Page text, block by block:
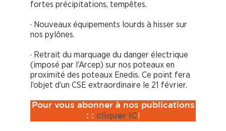
fortes précipitations, tempêtes.
· Nouveaux équipements lourds à hisser sur
nos pylônes.
· Retrait du marquage du danger électrique
(imposé par l’Arcep) sur nos poteaux en
proximité des poteaux Enedis. Ce point fera
l’objet d’un CSE extraordinaire le 21 février.
Pour vous abonner à nos publications
: : cliquer IC